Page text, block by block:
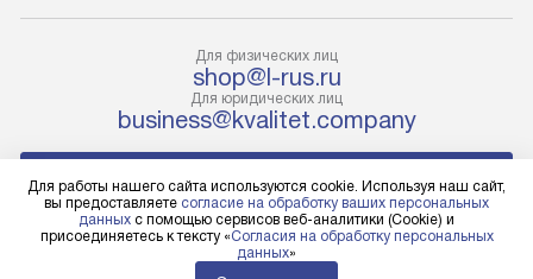
с менеджером. За данную услугу
взимается дополнительная плата.
Учитывайте габариты прибора, если
они не позволяют пронести его
через дверной проем,
то сотрудники транспортной
службы не смогут демонтировать
дверцы, ручки или другие
и соединение
Техника
нишу или на
с проверкой по
Для физических лиц
shop@l-rus.ru
Для юридических лиц
business@kvalitet.company
Политика конфиденциальности
Условия продажи
Для работы нашего сайта используются cookie. Используя наш сайт,
вы предоставляете согласие на обработку ваших персональных
данных с помощью сервисов веб-аналитики (Cookie) и
присоединяетесь к тексту «Согласия на обработку персональных
данных»